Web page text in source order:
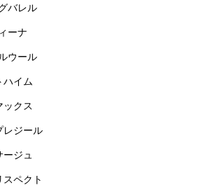
バレル
ーナ
ウール
ハイム
ックス
レジール
ジュ
スペクト